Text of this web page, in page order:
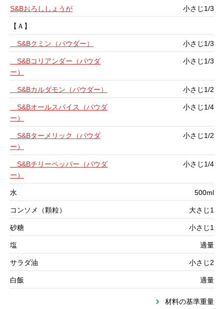
S&Bおろししょうが 小さじ1/3
【Ａ】
S&Bクミン（パウダー） 小さじ1/3
S&Bコリアンダー（パウダ
ー）
小さじ1/3
S&Bカルダモン（パウダー） 小さじ1/2
S&Bオールスパイス（パウダ
ー）
小さじ1/4
S&Bターメリック（パウダ
ー）
小さじ1/2
S&Bチリーペッパー（パウダ
ー）
小さじ1/4
水 500ml
コンソメ（顆粒） 大さじ1
砂糖 小さじ1
塩 適量
サラダ油 小さじ2
白飯 適量
材料の基準重量